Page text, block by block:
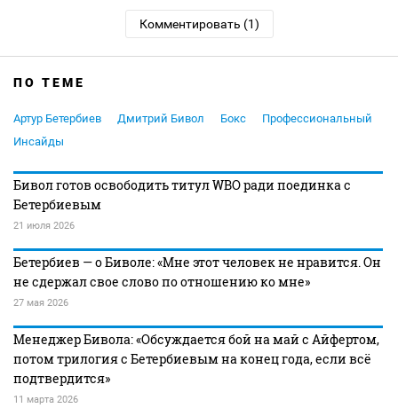
Комментировать (1)
ПО ТЕМЕ
Артур Бетербиев Дмитрий Бивол Бокс
Профессиональный
Инсайды
Бивол готов освободить титул WBO ради поединка с
Бетербиевым
21 июля 2026
Бетербиев — о Биволе: «Мне этот человек не нравится. Он
не сдержал свое слово по отношению ко мне»
27 мая 2026
Менеджер Бивола: «Обсуждается бой на май с Айфертом,
потом трилогия с Бетербиевым на конец года, если всё
подтвердится»
11 марта 2026